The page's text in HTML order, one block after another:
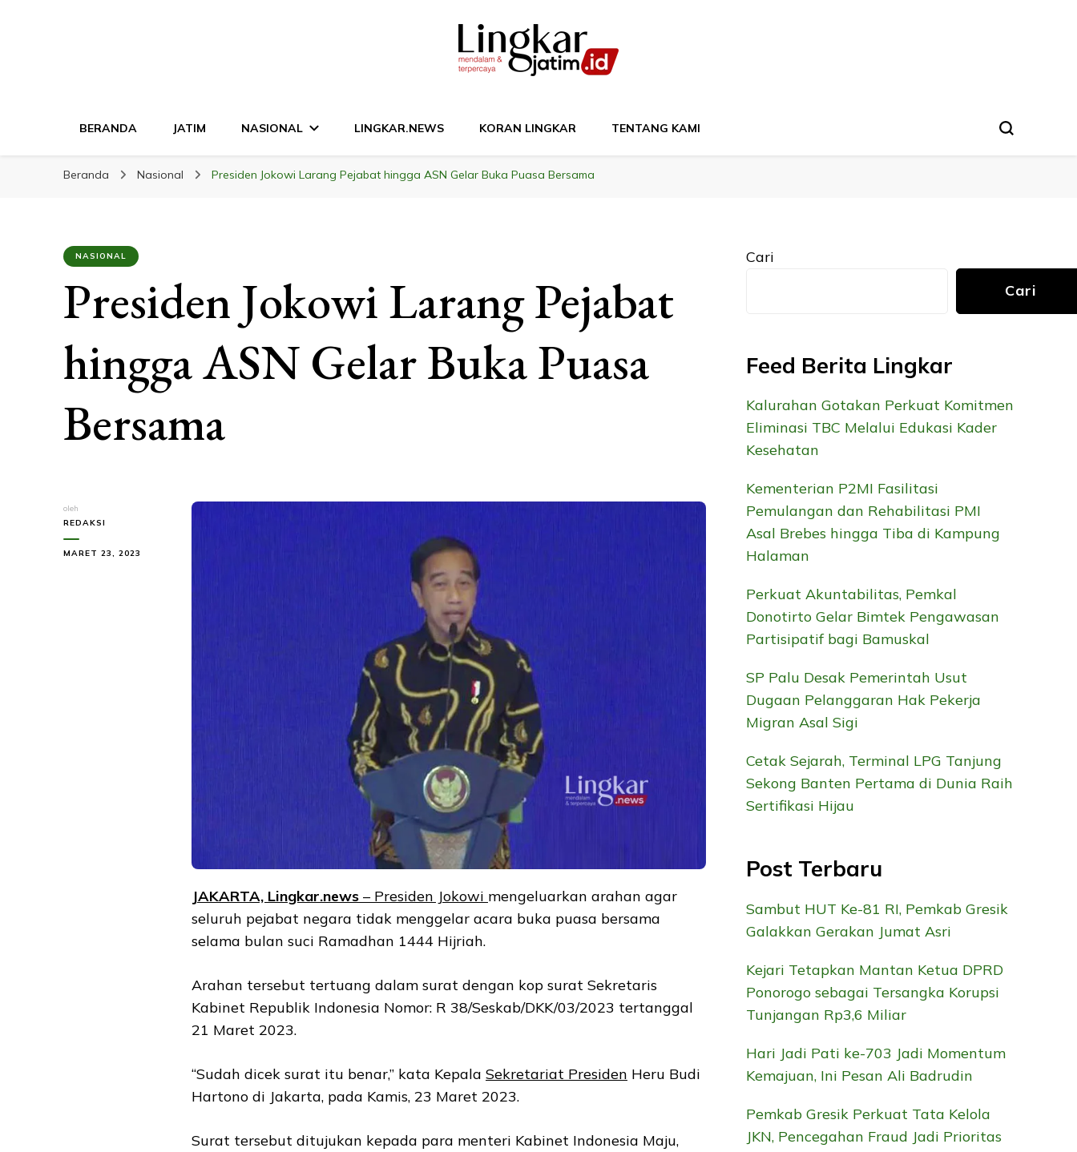
BERANDA JATIM NASIONAL LINGKAR.NEWS KORAN LINGKAR TENTANG KAMI
Beranda Nasional Presiden Jokowi Larang Pejabat hingga ASN Gelar Buka Puasa Bersama
NASIONAL
Presiden Jokowi Larang Pejabat
hingga ASN Gelar Buka Puasa
Bersama
oleh
REDAKSI
MARET 23, 2023
JAKARTA, Lingkar.news – Presiden Jokowi mengeluarkan arahan agar
seluruh pejabat negara tidak menggelar acara buka puasa bersama
selama bulan suci Ramadhan 1444 Hijriah.
Arahan tersebut tertuang dalam surat dengan kop surat Sekretaris
Kabinet Republik Indonesia Nomor: R 38/Seskab/DKK/03/2023 tertanggal
21 Maret 2023.
“Sudah dicek surat itu benar,” kata Kepala Sekretariat Presiden Heru Budi
Hartono di Jakarta, pada Kamis, 23 Maret 2023.
Surat tersebut ditujukan kepada para menteri Kabinet Indonesia Maju,
Cari
Cari
Feed Berita Lingkar
Kalurahan Gotakan Perkuat Komitmen
Eliminasi TBC Melalui Edukasi Kader
Kesehatan
Kementerian P2MI Fasilitasi
Pemulangan dan Rehabilitasi PMI
Asal Brebes hingga Tiba di Kampung
Halaman
Perkuat Akuntabilitas, Pemkal
Donotirto Gelar Bimtek Pengawasan
Partisipatif bagi Bamuskal
SP Palu Desak Pemerintah Usut
Dugaan Pelanggaran Hak Pekerja
Migran Asal Sigi
Cetak Sejarah, Terminal LPG Tanjung
Sekong Banten Pertama di Dunia Raih
Sertifikasi Hijau
Post Terbaru
Sambut HUT Ke-81 RI, Pemkab Gresik
Galakkan Gerakan Jumat Asri
Kejari Tetapkan Mantan Ketua DPRD
Ponorogo sebagai Tersangka Korupsi
Tunjangan Rp3,6 Miliar
Hari Jadi Pati ke-703 Jadi Momentum
Kemajuan, Ini Pesan Ali Badrudin
Pemkab Gresik Perkuat Tata Kelola
JKN, Pencegahan Fraud Jadi Prioritas